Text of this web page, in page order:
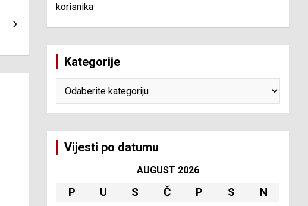
korisnika
Kategorije
Vijesti po datumu
AUGUST 2026
P U S Č P S N